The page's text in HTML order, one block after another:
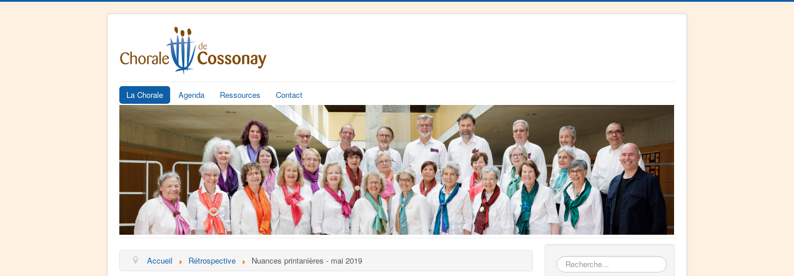
La Chorale Agenda Ressources Contact
Accueil Rétrospective Nuances printanières - mai 2019 Rechercher